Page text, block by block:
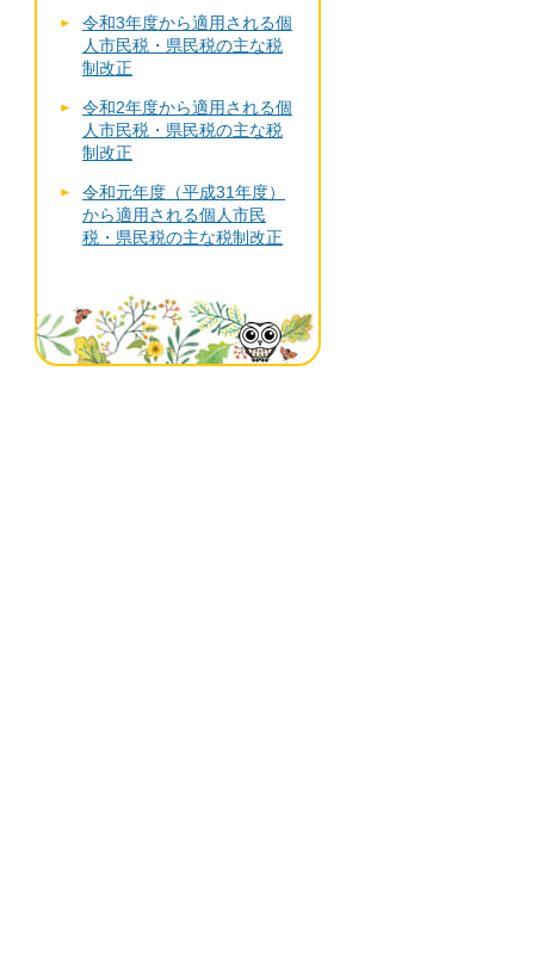
令和3年度から適用される個
人市民税・県民税の主な税
制改正
令和2年度から適用される個
人市民税・県民税の主な税
制改正
令和元年度（平成31年度）
から適用される個人市民
税・県民税の主な税制改正